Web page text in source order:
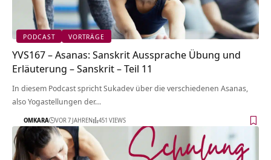
PODCAST VORTRÄGE
YVS167 – Asanas: Sanskrit Aussprache Übung und
Erläuterung – Sanskrit – Teil 11
In diesem Podcast spricht Sukadev über die verschiedenen Asanas,
also Yogastellungen der…
OMKARA VOR 7 JAHREN 451 VIEWS